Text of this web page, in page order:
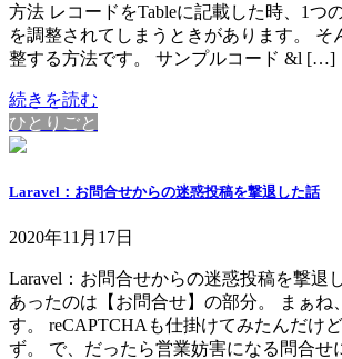
方法 レコードをTableに記載した時、1つ
を調整されてしまうときがあります。 そ
整する方法です。 サンプルコード &l […]
続きを読む
ひとりごと
Laravel：お問合せからの迷惑投稿を撃退した話
2020年11月17日
Laravel：お問合せからの迷惑投稿を撃退
あったのは【お問合せ】の部分。 まぁね
す。 reCAPTCHAも仕掛けてみたんだけ
ず。 で、だったら営業妨害になる問合